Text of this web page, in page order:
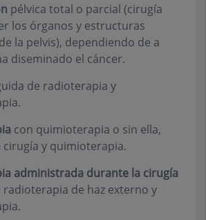
pélvica total o parcial (cirugía
los órganos y estructuras
la pelvis), dependiendo de a
diseminado el cáncer.
de radioterapia y
con quimioterapia o sin ella,
cirugía y quimioterapia.
administrada durante la cirugía
radioterapia de haz externo y